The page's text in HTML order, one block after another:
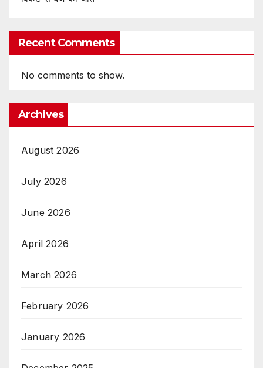
Recent Comments
No comments to show.
Archives
August 2026
July 2026
June 2026
April 2026
March 2026
February 2026
January 2026